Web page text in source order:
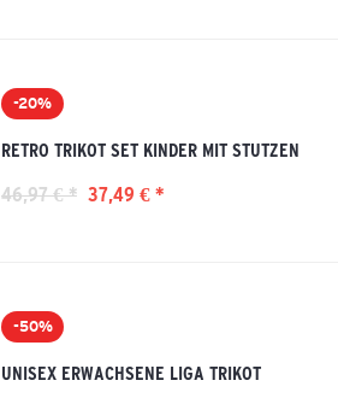
-20%
RETRO TRIKOT SET KINDER MIT STUTZEN
46,97 € * 37,49 € *
-50%
UNISEX ERWACHSENE LIGA TRIKOT